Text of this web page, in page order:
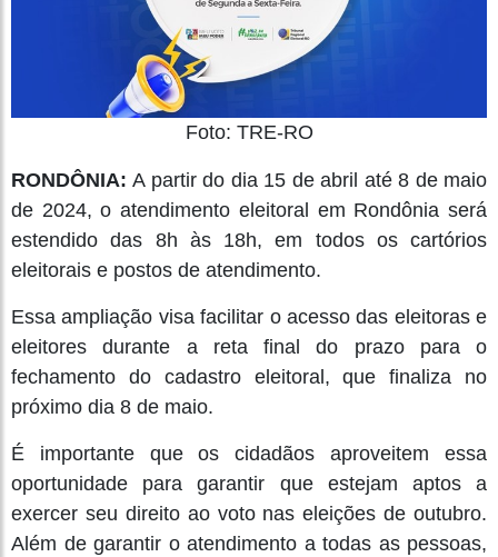
Foto: TRE-RO
RONDÔNIA:A partir do dia 15 de abril até 8 de maio
de 2024, o atendimento eleitoral em Rondônia será
estendido das 8h às 18h, em todos os cartórios
eleitorais e postos de atendimento.
Essa ampliação visa facilitar o acesso das eleitoras e
eleitores durante a reta final do prazo para o
fechamento do cadastro eleitoral, que finaliza no
próximo dia 8 de maio.
É importante que os cidadãos aproveitem essa
oportunidade para garantir que estejam aptos a
exercer seu direito ao voto nas eleições de outubro.
Além de garantir o atendimento a todas as pessoas,